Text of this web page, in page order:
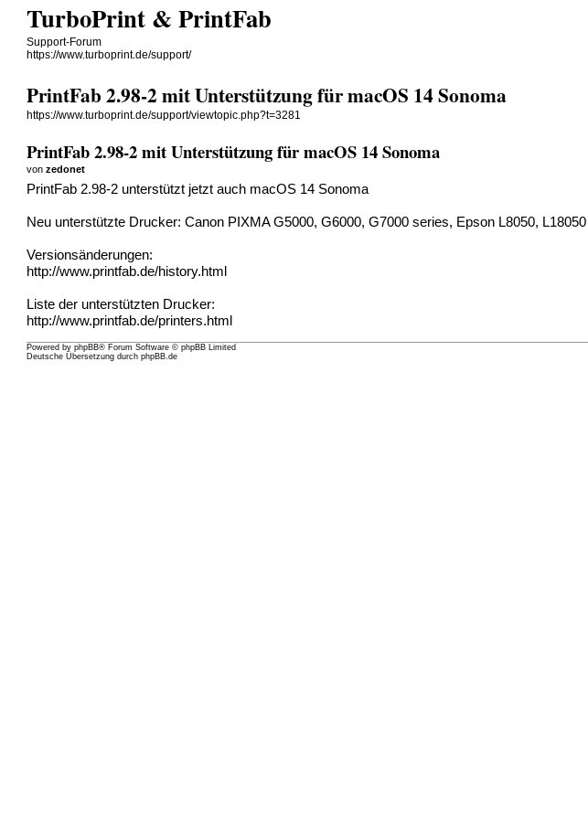
TurboPrint & PrintFab
Support-Forum
https://www.turboprint.de/support/
PrintFab 2.98-2 mit Unterstützung für macOS 14 Sonoma
https://www.turboprint.de/support/viewtopic.php?t=3281
PrintFab 2.98-2 mit Unterstützung für macOS 14 Sonoma
vonzedonet
PrintFab 2.98-2 unterstützt jetzt auch macOS 14 Sonoma
Neu unterstützte Drucker: Canon PIXMA G5000, G6000, G7000 series, Epson L8050, L18050
Versionsänderungen:
http://www.printfab.de/history.html
Liste der unterstützten Drucker:
http://www.printfab.de/printers.html
Powered byphpBB® Forum Software © phpBB Limited
Deutsche Übersetzung durchphpBB.de